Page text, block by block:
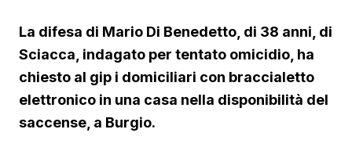
La difesa di Mario Di Benedetto, di 38 anni, di
Sciacca, indagato per tentato omicidio, ha
chiesto al gip i domiciliari con braccialetto
elettronico in una casa nella disponibilità del
saccense, a Burgio.